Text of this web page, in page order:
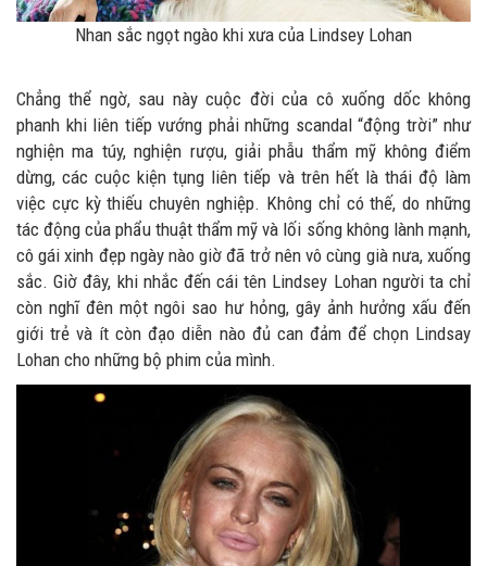
Nhan sắc ngọt ngào khi xưa của Lindsey Lohan
Chẳng thể ngờ, sau này cuộc đời của cô xuống dốc không
phanh khi liên tiếp vướng phải những scandal “động trời” như
nghiện ma túy, nghiện rượu, giải phẫu thẩm mỹ không điểm
dừng, các cuộc kiện tụng liên tiếp và trên hết là thái độ làm
việc cực kỳ thiếu chuyên nghiệp. Không chỉ có thế, do những
tác động của phẩu thuật thẩm mỹ và lối sống không lành mạnh,
cô gái xinh đẹp ngày nào giờ đã trở nên vô cùng già nưa, xuống
sắc. Giờ đây, khi nhắc đến cái tên Lindsey Lohan người ta chỉ
còn nghĩ đên một ngôi sao hư hỏng, gây ảnh hưởng xấu đến
giới trẻ và ít còn đạo diễn nào đủ can đảm để chọn Lindsay
Lohan cho những bộ phim của mình.